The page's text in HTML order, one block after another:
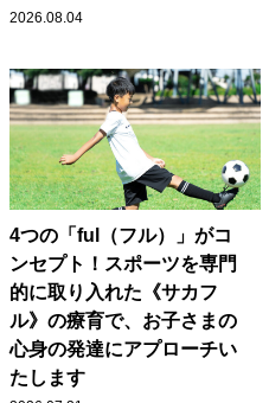
2026.08.04
4つの「ful（フル）」がコ
ンセプト！スポーツを専門
的に取り入れた《サカフ
ル》の療育で、お子さまの
心身の発達にアプローチい
たします